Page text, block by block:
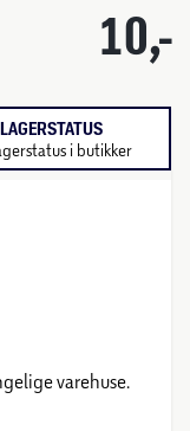
10,-
LAGERSTATUS
i butikker
varehuse.